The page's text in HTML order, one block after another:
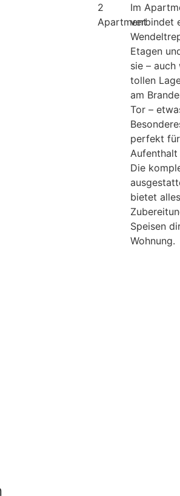
2
Apartment
Im
verbindet
Etagen
sie –
tollen
am
Tor –
perfekt
Aufenthalt
Die
bietet
Speisen
Wohnung.